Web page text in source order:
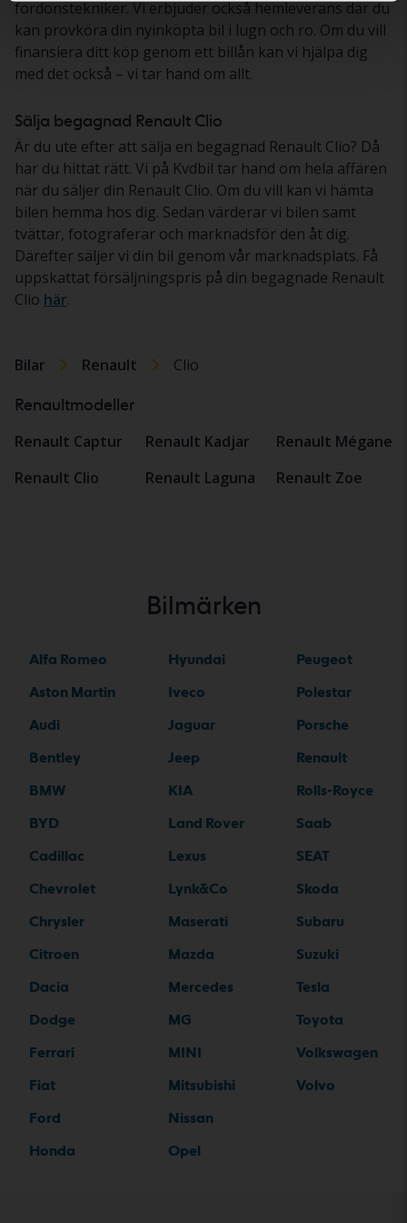
fordonstekniker. Vi erbjuder också hemleverans där du
kan provköra din nyinköpta bil i lugn och ro. Om du vill
finansiera ditt köp genom ett billån kan vi hjälpa dig
med det också – vi tar hand om allt.
Sälja begagnad Renault Clio
Är du ute efter att sälja en begagnad Renault Clio? Då
har du hittat rätt. Vi på Kvdbil tar hand om hela affären
när du säljer din Renault Clio. Om du vill kan vi hämta
bilen hemma hos dig. Sedan värderar vi bilen samt
tvättar, fotograferar och marknadsför den åt dig.
Därefter säljer vi din bil genom vår marknadsplats. Få
uppskattat försäljningspris på din begagnade Renault
Clio här.
Bilar Renault Clio
Renaultmodeller
Renault Captur
Renault Clio
Renault Kadjar
Renault Laguna
Renault Mégane
Renault Zoe
Bilmärken
Alfa Romeo
Aston Martin
Audi
Bentley
BMW
BYD
Cadillac
Chevrolet
Chrysler
Citroen
Dacia
Dodge
Ferrari
Fiat
Ford
Honda
Hyundai
Iveco
Jaguar
Jeep
KIA
Land Rover
Lexus
Lynk&Co
Maserati
Mazda
Mercedes
MG
MINI
Mitsubishi
Nissan
Opel
Peugeot
Polestar
Porsche
Renault
Rolls-Royce
Saab
SEAT
Skoda
Subaru
Suzuki
Tesla
Toyota
Volkswagen
Volvo